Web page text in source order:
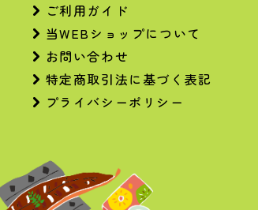
ご利用ガイド
当WEBショップについて
お問い合わせ
特定商取引法に基づく表記
プライバシーポリシー